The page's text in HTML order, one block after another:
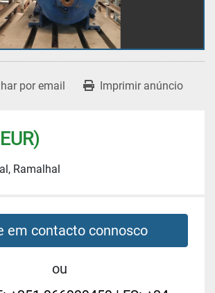
por email Imprimir anúncio
Ramalhal
em contacto connosco
ou